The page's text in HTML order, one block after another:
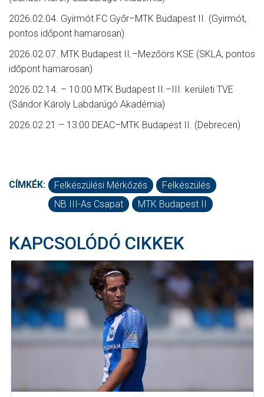
2026.02.04. Gyirmót FC Győr–MTK Budapest II. (Gyirmót,
pontos időpont hamarosan)
2026.02.07. MTK Budapest II.–Mezőörs KSE (SKLA, pontos
időpont hamarosan)
2026.02.14. – 10:00 MTK Budapest II.–III. kerületi TVE
(Sándor Károly Labdarúgó Akadémia)
2026.02.21 – 13:00 DEAC–MTK Budapest II. (Debrecen)
CÍMKÉK: Felkészülési Mérkőzés
Felkészülés
NB III-As Csapat
MTK Budapest II
KAPCSOLÓDÓ CIKKEK